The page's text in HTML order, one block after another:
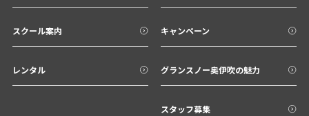
スクール案内
レンタル
キャンペーン
グランスノー奥伊吹の魅力
スタッフ募集